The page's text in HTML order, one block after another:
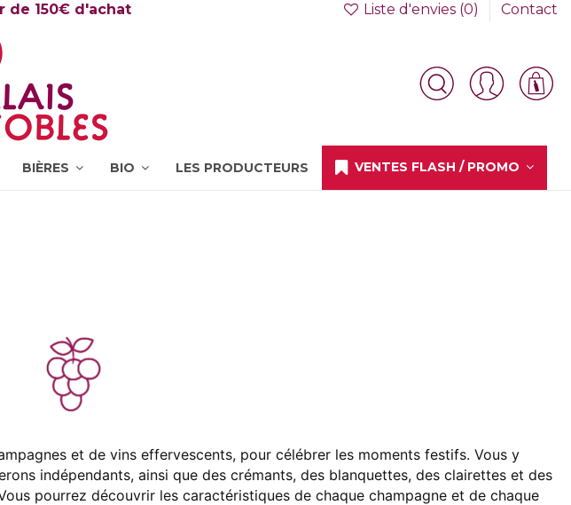
de 150€ d'achat Liste d'envies (0) Contact
BIÈRES BIO LES PRODUCTEURS VENTES FLASH / PROMO
et de vins effervescents, pour célébrer les moments festifs. Vous y
indépendants, ainsi que des crémants, des blanquettes, des clairettes et des
pourrez découvrir les caractéristiques de chaque champagne et de chaque